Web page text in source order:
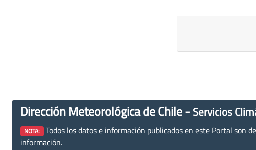
Dirección Meteorológica de Chile - Servicios
NOTA: Todos los datos e información publicados en este Portal son
información.